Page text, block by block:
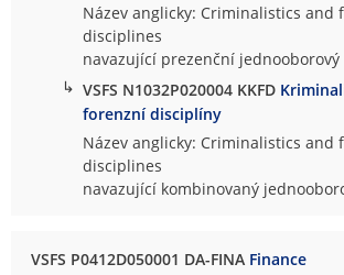
Název anglicky: Criminalistics and
disciplines
navazující prezenční jednooborový
↳ VSFS N1032P020004 KKFD
forenzní disciplíny
Název anglicky: Criminalistics and
disciplines
navazující kombinovaný
VSFS P0412D050001 DA-FINA Finance